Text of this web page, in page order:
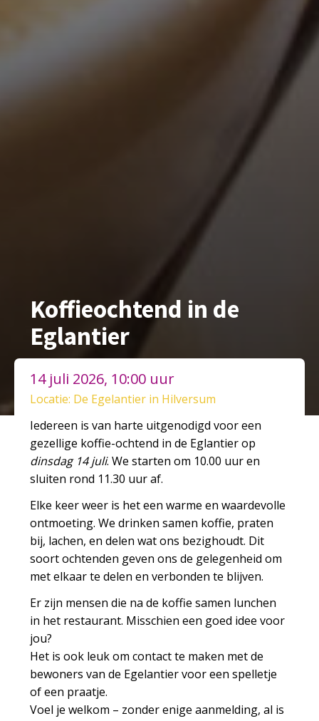
Koffieochtend in de
Eglantier
14 juli 2026, 10:00 uur
Locatie: De Egelantier in Hilversum
Iedereen is van harte uitgenodigd voor een
gezellige koffie-ochtend in de Eglantier op
dinsdag 14 juli. We starten om 10.00 uur en
sluiten rond 11.30 uur af.
Elke keer weer is het een warme en waardevolle
ontmoeting. We drinken samen koffie, praten
bij, lachen, en delen wat ons bezighoudt. Dit
soort ochtenden geven ons de gelegenheid om
met elkaar te delen en verbonden te blijven.
Er zijn mensen die na de koffie samen lunchen
in het restaurant. Misschien een goed idee voor
jou?
Het is ook leuk om contact te maken met de
bewoners van de Egelantier voor een spelletje
of een praatje.
Voel je welkom – zonder enige aanmelding, al is